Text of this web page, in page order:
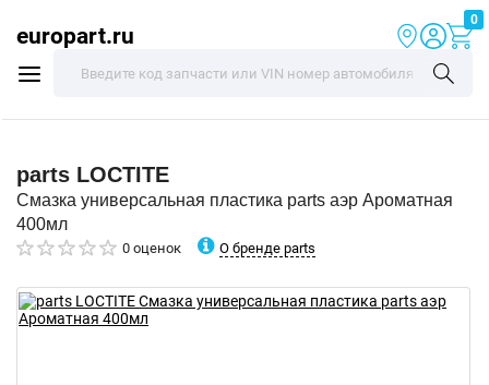
europart.ru
0
parts LOCTITE
Смазка универсальная пластика parts аэр Ароматная
400мл
0 оценок О бренде parts